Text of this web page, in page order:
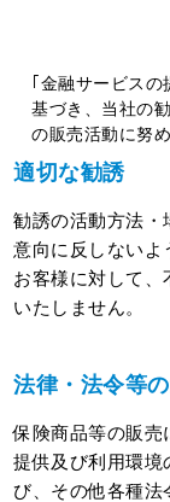
｢金融サービス
基づき、当社の
の販売活動に努
適切な勧誘
勧誘の活動方法・
意向に反しないよ
お客様に対して、
いたしません。
法律・法令等
保険商品等の販売
提供及び利用環境
び、その他各種法